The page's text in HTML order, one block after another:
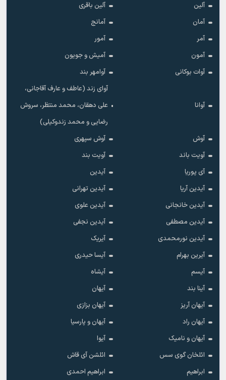
آلین
آلین باقری
آمان
آمانج
آمر
آمور
آمون
آمیش و جویون
آوات بوکانی
آوامهر بند
آوانا
آوای زند (عاطف و عارف آقاجانی،
علی دهقان، محمد منتظر، سروش
رضایی و محمد زندوکیلی)
آوش
آوش سپهری
آویت باند
آویت بند
آی پوریا
آیدین
آیدین آریا
آیدین تهرانی
آیدین خانجانی
آیدین علوی
آیدین مصطفی
آیدین نجفی
آیدین نورمحمدی
آیریک
آیرین بهرام
آیسا حیدری
آیسم
آیشاه
آینا بند
آیهان
آیهان آریز
آیهان بزازی
آیهان راد
آیهان و پارسیا
آیهان و نامیک
آیوا
ائلخان گوی سس
ائلشن آی قاش
ابراهیم
ابراهیم احمدی